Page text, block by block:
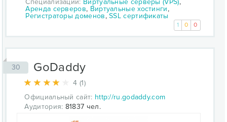
Аренда серверов, Виртуальные хостинги,
Регистраторы доменов,SSL сертификаты
1 0 0
30 GoDaddy
4 (1)
Официальный сайт: http://ru.godaddy.com
Аудитория: 81837 чел.